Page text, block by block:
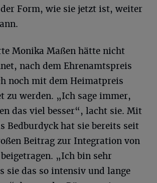
Form, wie sie jetzt ist, weiter
Monika Maßen hätte nicht
nach dem Ehrenamtspreis
noch mit dem Heimatpreis
zu werden. „Ich sage immer,
das viel besser“, lacht sie. Mit
Bedburdyck hat sie bereits seit
Beitrag zur Integration von
„Ich bin sehr
sie das so intensiv und lange